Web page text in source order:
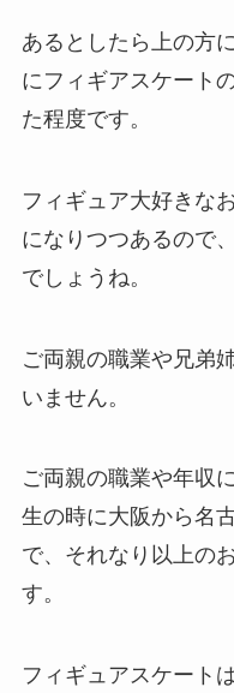
あるとしたら上の方
にフィギアスケート
た程度です。
フィギュア大好きな
になりつつあるので
でしょうね。
ご両親の職業や兄弟
いません。
ご両親の職業や年収
生の時に大阪から名
で、それなり以上の
す。
フィギュアスケート